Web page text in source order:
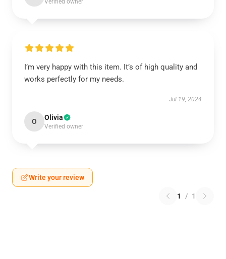
Verified owner
I’m very happy with this item. It’s of high quality and
works perfectly for my needs.
Jul 19, 2024
O Olivia
Verified owner
Write your review
1 / 1